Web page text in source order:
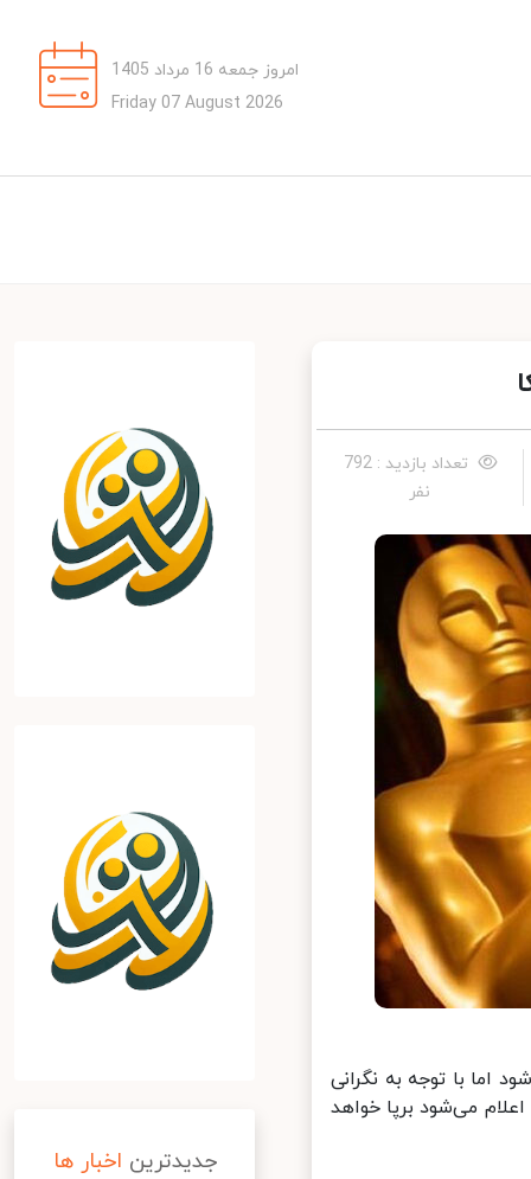
امروز جمعه 16 مرداد 1405
Friday 07 August 2026
تعداد بازدید : 792
نفر
قرار بود در تاریخ ۱۵ ژانویه ۲۰۲۲ برگزار شود اما با توجه به نگرانی
می‌شود برپا خواهد
جدیدترین اخبار ها